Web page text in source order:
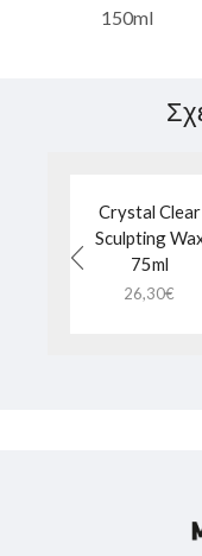
150ml
Crystal Clear
Sculpting
75ml
26,30€